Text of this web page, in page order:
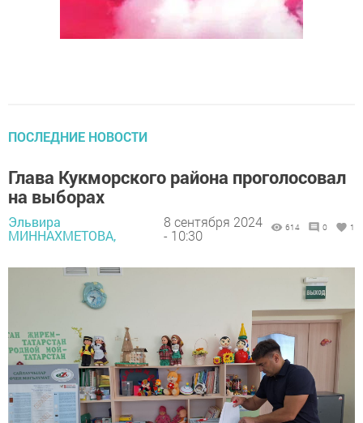
ПОСЛЕДНИЕ НОВОСТИ
Глава Кукморского района проголосовал
на выборах
Эльвира
МИННАХМЕТОВА,
8 сентября 2024
- 10:30
614 0 1